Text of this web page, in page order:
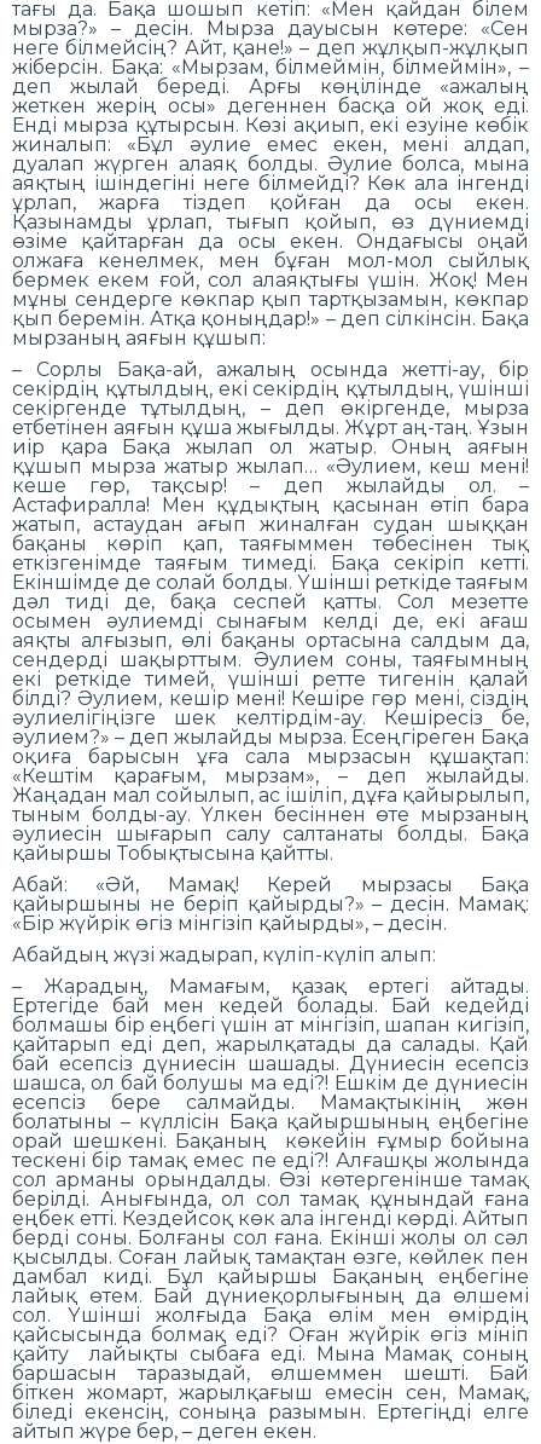
тағы да. Бақа шошып кетіп: «Мен қайдан білем
мырза?» – десін. Мырза дауысын көтере: «Сен
неге білмейсің? Айт, қане!» – деп жұлқып-жұлқып
жіберсін. Бақа: «Мырзам, білмеймін, білмеймін», –
деп жылай береді. Арғы көңілінде «ажалың
жеткен жерің осы» дегеннен басқа ой жоқ еді.
Енді мырза құтырсын. Көзі ақиып, екі езуіне көбік
жиналып: «Бұл әулие емес екен, мені алдап,
дуалап жүрген алаяқ болды. Әулие болса, мына
аяқтың ішіндегіні неге білмейді? Көк ала інгенді
ұрлап, жарға тіздеп қойған да осы екен.
Қазынамды ұрлап, тығып қойып, өз дүниемді
өзіме қайтарған да осы екен. Ондағысы оңай
олжаға кенелмек, мен бұған мол-мол сыйлық
бермек екем ғой, сол алаяқтығы үшін. Жоқ! Мен
мұны сендерге көкпар қып тартқызамын, көкпар
қып беремін. Атқа қоныңдар!» – деп сілкінсін. Бақа
мырзаның аяғын құшып:
– Сорлы Бақа-ай, ажалың осында жетті-ау, бір
секірдің құтылдың, екі секірдің құтылдың, үшінші
секіргенде тұтылдың, – деп өкіргенде, мырза
етбетінен аяғын құша жығылды. Жұрт аң-таң. Ұзын
иір қара Бақа жылап ол жатыр. Оның аяғын
құшып мырза жатыр жылап… «Әулием, кеш мені!
кеше гөр, тақсыр! – деп жылайды ол. –
Астафиралла! Мен құдықтың қасынан өтіп бара
жатып, астаудан ағып жиналған судан шыққан
бақаны көріп қап, таяғыммен төбесінен тық
еткізгенімде таяғым тимеді. Бақа секіріп кетті.
Екіншімде де солай болды. Үшінші реткіде таяғым
дәл тиді де, бақа сеспей қатты. Сол мезетте
осымен әулиемді сынағым келді де, екі ағаш
аяқты алғызып, өлі бақаны ортасына салдым да,
сендерді шақырттым. Әулием соны, таяғымның
екі реткіде тимей, үшінші ретте тигенін қалай
білді? Әулием, кешір мені! Кешіре гөр мені, сіздің
әулиелігіңізге шек келтірдім-ау. Кешіресіз бе,
әулием?» – деп жылайды мырза. Есеңгіреген Бақа
оқиға барысын ұға сала мырзасын құшақтап:
«Кештім қарағым, мырзам», – деп жылайды.
Жаңадан мал сойылып, ас ішіліп, дұға қайырылып,
тыным болды-ау. Үлкен бесіннен өте мырзаның
әулиесін шығарып салу салтанаты болды. Бақа
қайыршы Тобықтысына қайтты.
Абай: «Әй, Мамақ! Керей мырзасы Бақа
қайыршыны не беріп қайырды?» – десін. Мамақ:
«Бір жүйрік өгіз мінгізіп қайырды», – десін.
Абайдың жүзі жадырап, күліп-күліп алып:
– Жарадың, Мамағым, қазақ ертегі айтады.
Ертегіде бай мен кедей болады. Бай кедейді
болмашы бір еңбегі үшін ат мінгізіп, шапан кигізіп,
қайтарып еді деп, жарылқатады да салады. Қай
бай есепсіз дүниесін шашады. Дүниесін есепсіз
шашса, ол бай болушы ма еді?! Ешкім де дүниесін
есепсіз бере салмайды. Мамақтыкінің жөн
болатыны – күллісін Бақа қайыршының еңбегіне
орай шешкені. Бақаның көкейін ғұмыр бойына
тескені бір тамақ емес пе еді?! Алғашқы жолында
сол арманы орындалды. Өзі көтергенінше тамақ
берілді. Анығында, ол сол тамақ құнындай ғана
еңбек етті. Кездейсоқ көк ала інгенді көрді. Айтып
берді соны. Болғаны сол ғана. Екінші жолы ол сәл
қысылды. Соған лайық тамақтан өзге, көйлек пен
дамбал киді. Бұл қайыршы Бақаның еңбегіне
лайық өтем. Бай дүниеқорлығының да өлшемі
сол. Үшінші жолғыда Бақа өлім мен өмірдің
қайсысында болмақ еді? Оған жүйрік өгіз мініп
қайту лайықты сыбаға еді. Мына Мамақ соның
баршасын таразыдай, өлшеммен шешті. Бай
біткен жомарт, жарылқағыш емесін сен, Мамақ,
біледі екенсің, соныңа разымын. Ертегіңді елге
айтып жүре бер, – деген екен.